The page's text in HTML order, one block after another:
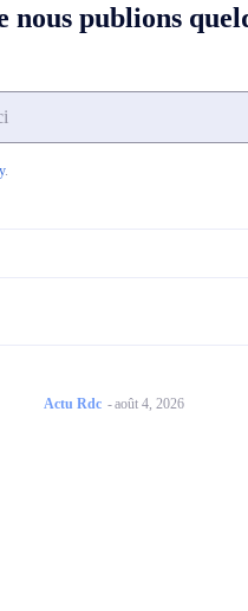
nous publions
.
Actu Rdc -août 4, 2026